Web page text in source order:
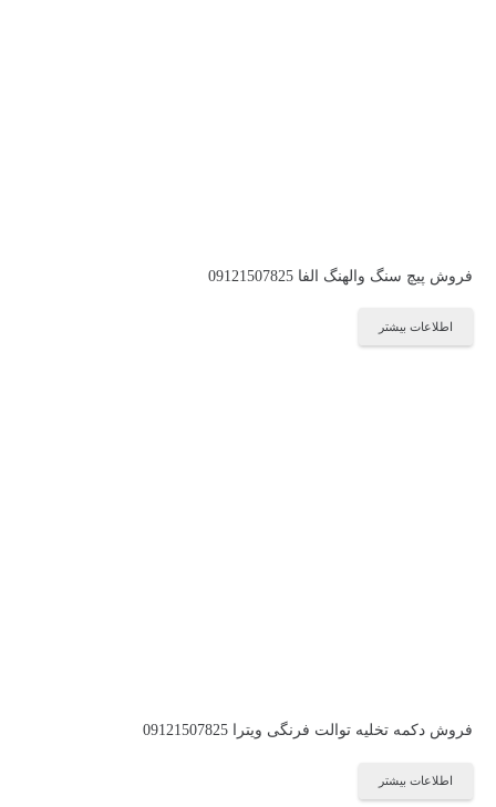
فروش پیچ سنگ والهنگ الفا 09121507825
اطلاعات بیشتر
فروش دکمه تخلیه توالت فرنگی ویترا 09121507825
اطلاعات بیشتر